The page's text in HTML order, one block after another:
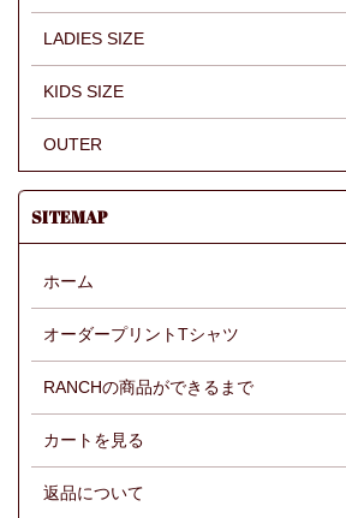
LADIES SIZE
KIDS SIZE
OUTER
SITEMAP
ホーム
オーダープリントTシャツ
RANCHの商品ができるまで
カートを見る
返品について